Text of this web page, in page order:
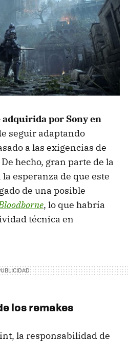
adquirida por Sony en
seguir adaptando
a las exigencias de
hecho, gran parte de la
esperanza de que este
de una posible
, lo que habría
técnica en
los remakes
la responsabilidad de